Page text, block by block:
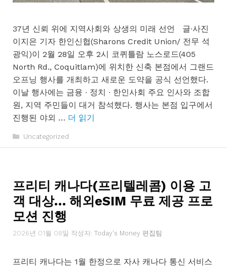
37년 신뢰 위에 지역사회와 상생의 미래 선언 글∙사진
이지은 기자 한인신협(Sharons Credit Union/ 전무 석
광익)이 2월 28일 오후 2시 코퀴틀람 노스로드(405
North Rd., Coquitlam)에 위치한 신축 본점에서 그랜드
오프닝 행사를 개최하고 새로운 도약을 공식 선언했다.
이날 행사에는 금융 ∙ 정치 ∙ 한인사회 주요 인사와 조합
원, 지역 주민들이 대거 참석했다. 행사는 본점 입구에서
진행된 야외 … 더 읽기
카
Uncategorized
프리티 캐나다(프리텔레콤) 이용 고
객 대상… 해외eSIM 무료 제공 프로
모션 진행
2026년 01월 08일 작성자: Today's Money 편집팀
프리티 캐나다는 1월 한정으로 자사 캐나다 통신 서비스